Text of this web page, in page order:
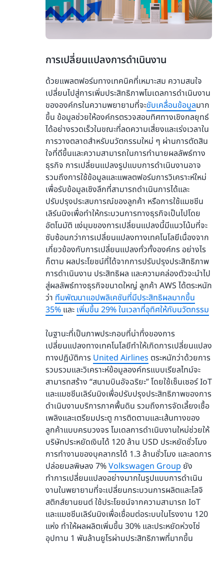
2.
การเปลี่ยนแปลงการดำเนินงาน
ด้วยแพลตฟอร์มทางเทคนิคที่เหมาะสม ความสนใจ
เปลี่ยนไปสู่การเพิ่มประสิทธิภาพโมเดลการดำเนินงาน
ขององค์กรในความพยายามที่จะขับเคลื่อนข้อมูลมาก
ขึ้น ข้อมูลช่วยให้องค์กรตรวจสอบทิศทางเชิงกลยุทธ์
ได้อย่างรวดเร็วในขณะที่ลดความเสี่ยงและเร่งเวลาใน
การวางตลาดสำหรับนวัตกรรมใหม่ ๆ ผ่านการตัดสิน
ใจที่ดีขึ้นและความสามารถในการทำนายผลลัพธ์ทาง
ธุรกิจ การเปลี่ยนแปลงรูปแบบการดำเนินงานอาจ
รวมถึงการใช้ข้อมูลและแพลตฟอร์มการวิเคราะห์ใหม่
เพื่อรับข้อมูลเชิงลึกที่สามารถดำเนินการได้และ
ปรับปรุงประสบการณ์ของลูกค้า หรือการใช้แมชชีน
เลิร์นนิงเพื่อทำให้กระบวนการทางธุรกิจเป็นไปโดย
อัตโนมัติ แง่มุมของการเปลี่ยนแปลงนี้มีแนวโน้มที่จะ
ซับซ้อนกว่าการเปลี่ยนแปลงทางเทคโนโลยีเนื่องจาก
เกี่ยวข้องกับการเปลี่ยนแปลงทั่วทั้งองค์กร อย่างไร
ก็ตาม ผลประโยชน์ที่ได้จากการปรับปรุงประสิทธิภาพ
การดำเนินงาน ประสิทธิผล และความคล่องตัวจะนำไป
สู่ผลลัพธ์ทางธุรกิจขนาดใหญ่ ลูกค้า AWS ได้ตระหนัก
ว่า ทีมพัฒนาแอปพลิเคชันที่มีประสิทธิผลมากขึ้น
35% และ เพิ่มขึ้น 29% ในเวลาที่อุทิศให้กับนวัตกรรม
ในฐานะที่เป็นภาพประกอบที่น่าทึ่งของการ
เปลี่ยนแปลงทางเทคโนโลยีทำให้เกิดการเปลี่ยนแปลง
ทางปฏิบัติการ United Airlines ตระหนักว่าด้วยการ
รวบรวมและวิเคราะห์ข้อมูลองค์กรแบบเรียลไทม์จะ
สามารถสร้าง “สนามบินอัจฉริยะ” โดยใช้เซ็นเซอร์ IoT
และแมชชีนเลิร์นนิงเพื่อปรับปรุงประสิทธิภาพของการ
ดำเนินงานบริการภาคพื้นดิน รวมถึงการจัดเลี้ยงเชื้อ
เพลิงและเตรียมประตู การติดตามและเส้นทางของ
ลูกค้าแบบครบวงจร โมเดลการดำเนินงานใหม่ช่วยให้
บริษัทประหยัดเงินได้ 120 ล้าน USD ประหยัดชั่วโมง
การทำงานของบุคลากรได้ 1.3 ล้านชั่วโมง และลดการ
ปล่อยมลพิษลง 7%Volkswagen Group ยัง
ทำการเปลี่ยนแปลงอย่างมากในรูปแบบการดำเนิน
งานในพยายามที่จะเปลี่ยนกระบวนการผลิตและโลจิ
สติกส์ยานยนต์ ใช้ประโยชน์จากความสามารถ IoT
และแมชชีนเลิร์นนิงเพื่อเชื่อมต่อระบบในโรงงาน 120
แห่ง ทำให้ผลผลิตเพิ่มขึ้น 30% และประหยัดห่วงโซ่
อุปทาน 1 พันล้านยูโรผ่านประสิทธิภาพที่มากขึ้น